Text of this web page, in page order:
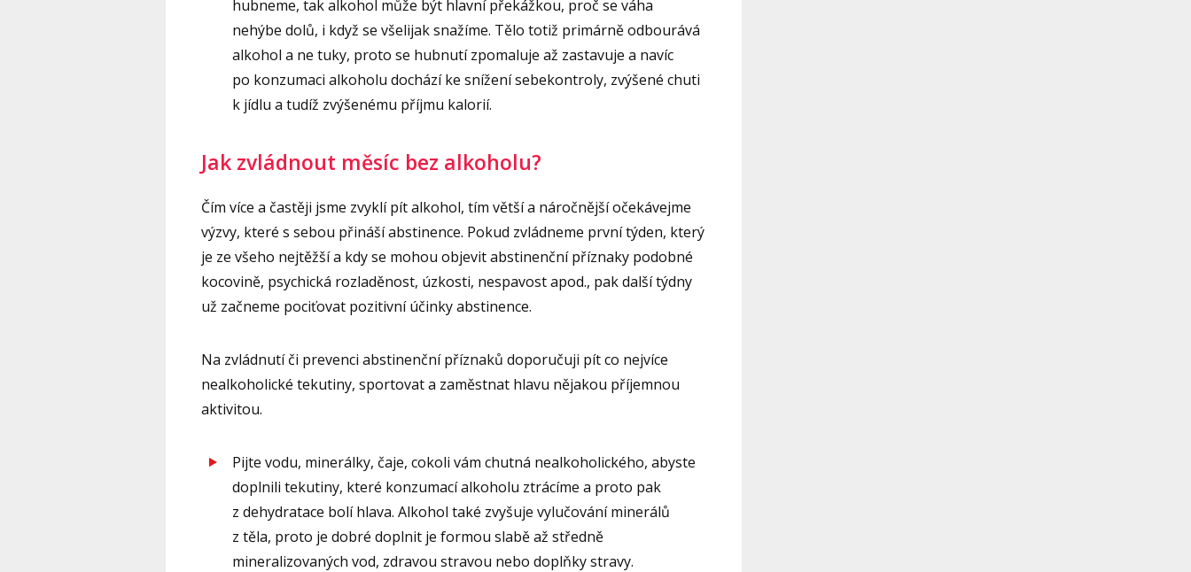
hubneme, tak alkohol může být hlavní překážkou, proč se váha
nehýbe dolů, i když se všelijak snažíme. Tělo totiž primárně odbourává
alkohol a ne tuky, proto se hubnutí zpomaluje až zastavuje a navíc
po konzumaci alkoholu dochází ke snížení sebekontroly, zvýšené chuti
k jídlu a tudíž zvýšenému příjmu kalorií.
Jak zvládnout měsíc bez alkoholu?
Čím více a častěji jsme zvyklí pít alkohol, tím větší a náročnější očekávejme
výzvy, které s sebou přináší abstinence. Pokud zvládneme první týden, který
je ze všeho nejtěžší a kdy se mohou objevit abstinenční příznaky podobné
kocovině, psychická rozladěnost, úzkosti, nespavost apod., pak další týdny
už začneme pociťovat pozitivní účinky abstinence.
Na zvládnutí či prevenci abstinenční příznaků doporučuji pít co nejvíce
nealkoholické tekutiny, sportovat a zaměstnat hlavu nějakou příjemnou
aktivitou.
Pijte vodu, minerálky, čaje, cokoli vám chutná nealkoholického, abyste
doplnili tekutiny, které konzumací alkoholu ztrácíme a proto pak
z dehydratace bolí hlava. Alkohol také zvyšuje vylučování minerálů
z těla, proto je dobré doplnit je formou slabě až středně
mineralizovaných vod, zdravou stravou nebo doplňky stravy.